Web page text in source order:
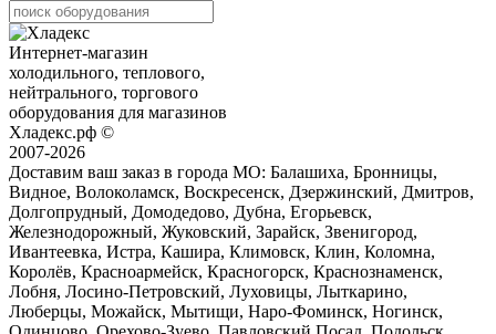
Интернет-магазин
холодильного, теплового,
нейтрального, торгового
оборудования для магазинов
Хладекс.рф ©
2007-2026
Доставим ваш заказ в города МО: Балашиха, Бронницы,
Видное, Волоколамск, Воскресенск, Дзержинский, Дмитров,
Долгопрудный, Домодедово, Дубна, Егорьевск,
Железнодорожный, Жуковский, Зарайск, Звенигород,
Ивантеевка, Истра, Кашира, Климовск, Клин, Коломна,
Королёв, Красноармейск, Красногорск, Краснознаменск,
Лобня, Лосино-Петровский, Луховицы, Лыткарино,
Люберцы, Можайск, Мытищи, Наро-Фоминск, Ногинск,